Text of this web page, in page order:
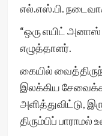
எல்.எஸ்.பி.
“ஒரு எயிட் அனாஸ்
எழுத்தாளர்.
கையில்
இலக்கிய
அளித்துவிட்டு,
திரும்பிப்